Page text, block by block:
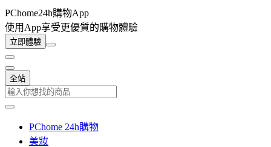
PChome24h購物App
使用App享受更優質的購物體驗
立即體驗
全站
PChome 24h購物
美妝